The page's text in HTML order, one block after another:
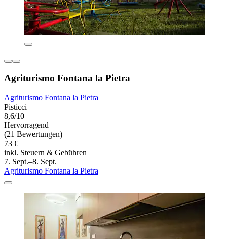
Agriturismo Fontana la Pietra
Agriturismo Fontana la Pietra
Pisticci
8,6/10
Hervorragend
(21 Bewertungen)
73 €
inkl. Steuern & Gebühren
7. Sept.–8. Sept.
Agriturismo Fontana la Pietra